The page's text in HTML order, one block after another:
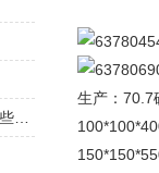
生产：70.7